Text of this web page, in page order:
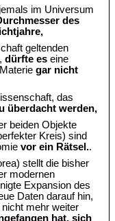
im Universum
des
geltenden
dürfte eseine
gar nicht
das
überdacht werden,
beiden Objekte
Kreis) sind
vor ein Rätsel..
stellt die bisher
modernen
Expansion des
Daten darauf hin,
mehr weiter
hat, sich